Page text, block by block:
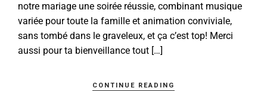
notre mariage une soirée réussie, combinant musique
variée pour toute la famille et animation conviviale,
sans tombé dans le graveleux, et ça c’est top! Merci
aussi pour ta bienveillance tout […]
CONTINUE READING